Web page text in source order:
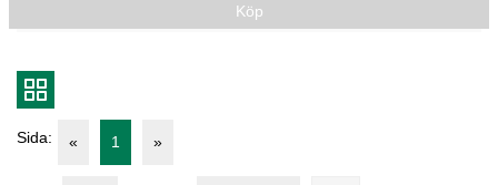
Köp
Sida: « 1 »